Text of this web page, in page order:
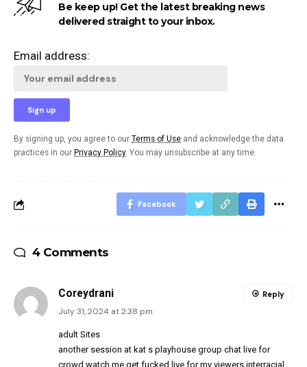
Be keep up! Get the latest breaking news
delivered straight to your inbox.
Email address:
By signing up, you agree to our Terms of Use and acknowledge the data
practices in our Privacy Policy. You may unsubscribe at any time.
Facebook
4 Comments
Coreydrani
July 31, 2024 at 2:38 pm
adult Sites
another session at kat s playhouse group chat live for
crowd watch me get fucked live for my viewers interracial
Reply